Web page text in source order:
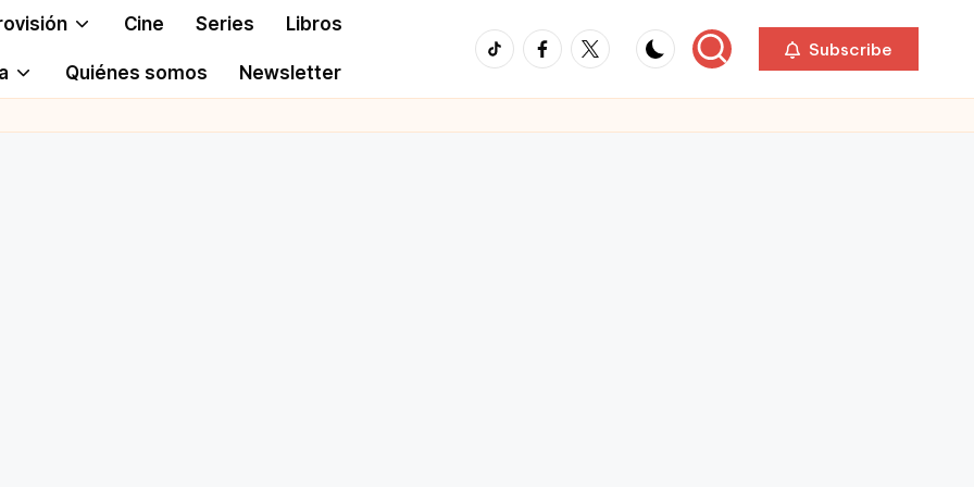
Cine Series Libros
Quiénes somos Newsletter
TikTokFacebook
Twitter Subscribe